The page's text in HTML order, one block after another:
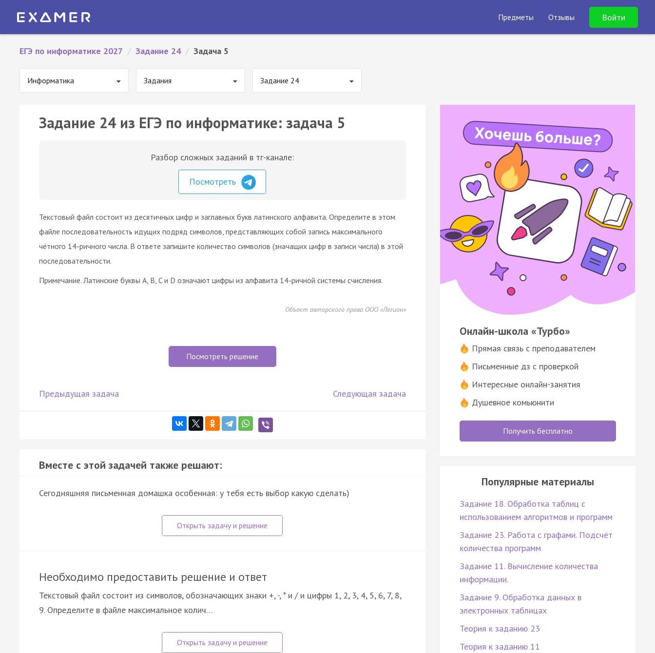
Предметы Отзывы Войти
ЕГЭ по информатике 2027 / Задание 24 / Задача 5
Информатика Задания Задание 24
Задание 24 из ЕГЭ по информатике: задача 5
Разбор сложных заданий в тг-канале:
Посмотреть
Текстовый файл состоит из десятичных цифр и заглавных букв латинского алфавита. Определите в этом
файле последовательность идущих подряд символов, представляющих собой запись максимального
чётного 14-ричного числа. В ответе запишите количество символов (значащих цифр в записи числа) в этой
последовательности.
Примечание. Латинские буквы A, B, C и D означают цифры из алфавита 14-ричной системы счисления.
Объект авторского права ООО «Легион»
Посмотреть решение
Предыдущая задача Следующая задача
Вместе с этой задачей также решают:
Сегодняшняя письменная домашка особенная: у тебя есть выбор какую сделать)
Необходимо предоставить решение и ответ
Текстовый файл состоит из символов, обозначающих знаки +, -, * и / и цифры 1, 2, 3, 4, 5, 6, 7, 8,
9. Определите в файле максимальное колич…
Онлайн-школа «Турбо»
Прямая связь с преподавателем
Письменные дз с проверкой
Интересные онлайн-занятия
Душевное комьюнити
Получить бесплатно
Популярные материалы
Задание 18. Обработка таблиц с
использованием алгоритмов и программ
Задание 23. Работа с графами. Подсчёт
количества программ
Задание 11. Вычисление количества
информации.
Задание 9. Обработка данных в
электронных таблицах
Теория к заданию 23
Теория к заданию 11